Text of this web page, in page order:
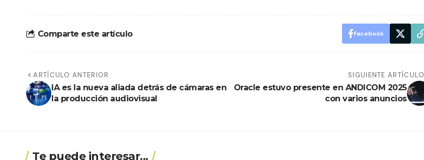
Comparte este artículo Facebook
ARTÍCULO ANTERIOR
IA es la nueva aliada detrás de cámaras en
la producción audiovisual
SIGUIENTE ARTÍCULO
Oracle estuvo presente en ANDICOM 2025
con varios anuncios
Te puede interesar...